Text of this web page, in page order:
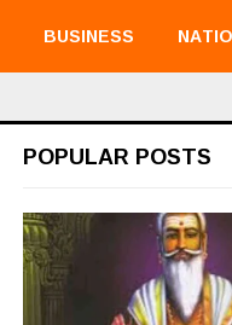
BUSINESS
POPULAR POSTS